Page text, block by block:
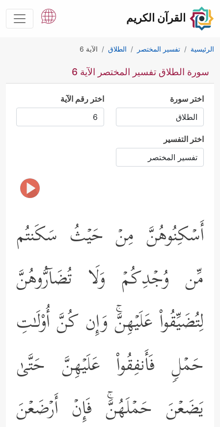
القرآن الكريم
الرئيسية تفسير المختصر الطلاق الآية 6
سورة الطلاق تفسير المختصر الآية 6
اختر سورة اختر رقم الآية
اختر التفسير
أَسۡكِنُوهُنَّ مِنۡ حَیۡثُ سَكَنتُم
مِّن وُجۡدِكُمۡ وَلَا تُضَاۤرُّوهُنَّ
لِتُضَیِّقُواْ عَلَیۡهِنَّۚ وَإِن كُنَّ أُوْلَـٰتِ
حَمۡلࣲ فَأَنفِقُواْ عَلَیۡهِنَّ حَتَّىٰ
یَضَعۡنَ حَمۡلَهُنَّۚ فَإِنۡ أَرۡضَعۡنَ